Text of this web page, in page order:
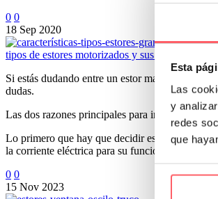
Esta
Las
y
redes
que
0 0
18 Sep 2020
tipos de estores motorizados y sus características
Si estás dudando entre un estor manual y una
dudas.
Las dos razones principales para invertir en
Lo primero que hay que decidir es si será un
la corriente eléctrica para su funcionamiento.
0 0
15 Nov 2023